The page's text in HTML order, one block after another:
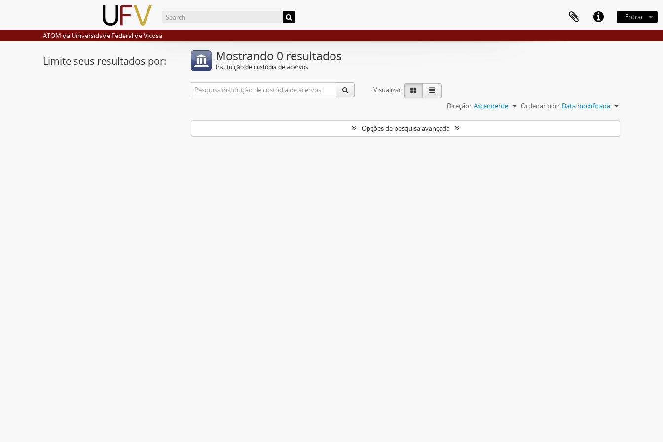
Entrar
ATOM da Universidade Federal de Viçosa
Limite seus resultados por: Mostrando 0 resultados
Instituição de custódia de acervos
Visualizar:
Ordenar por: Data modificada
Direção: Ascendente
Opções de pesquisa avançada